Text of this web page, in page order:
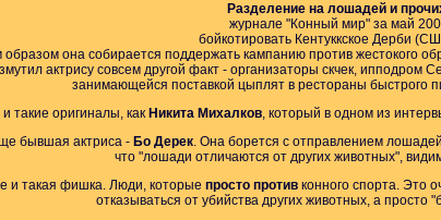
Разделение на лошадей и
журнале "Конный мир" за май
бойкотировать Кентуккское Дерби
образом она собирается поддержать кампанию против жестокого
актрису совсем другой факт - организаторы скчек,
занимающейся поставкой цыплят в рестораны быстрого
и такие оригиналы, как Никита Михалков, который в одном из
бывшая актриса - Бо Дерек. Она борется с отправлением
что "лошади отличаются от других животных",
и такая фишка. Люди, которые просто против конного спорта. Это
отказываться от убийства других животных, а